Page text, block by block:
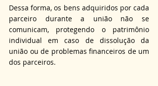
Dessa forma, os bens adquiridos por cada
parceiro durante a união não se
comunicam, protegendo o patrimônio
individual em caso de dissolução da
união ou de problemas financeiros de um
dos parceiros.